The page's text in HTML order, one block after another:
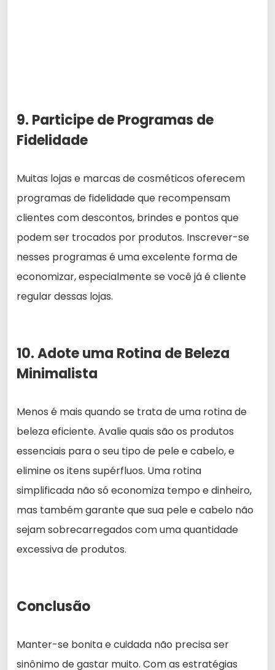
9. Participe de Programas de
Fidelidade
Muitas lojas e marcas de cosméticos oferecem
programas de fidelidade que recompensam
clientes com descontos, brindes e pontos que
podem ser trocados por produtos. Inscrever-se
nesses programas é uma excelente forma de
economizar, especialmente se você já é cliente
regular dessas lojas.
10. Adote uma Rotina de Beleza
Minimalista
Menos é mais quando se trata de uma rotina de
beleza eficiente. Avalie quais são os produtos
essenciais para o seu tipo de pele e cabelo, e
elimine os itens supérfluos. Uma rotina
simplificada não só economiza tempo e dinheiro,
mas também garante que sua pele e cabelo não
sejam sobrecarregados com uma quantidade
excessiva de produtos.
Conclusão
Manter-se bonita e cuidada não precisa ser
sinônimo de gastar muito. Com as estratégias